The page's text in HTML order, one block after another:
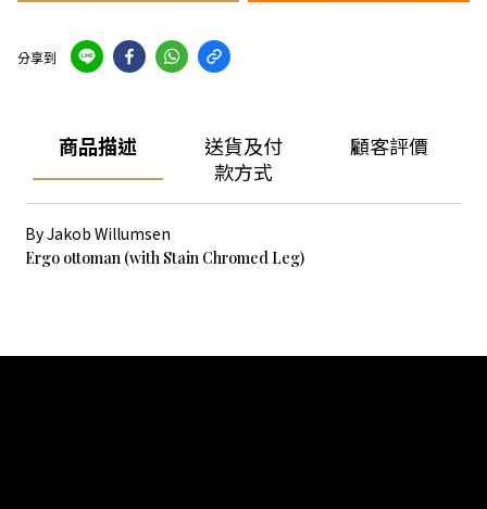
分享到
商品描述
送貨及付
款方式
顧客評價
By Jakob Willumsen
Ergo ottoman (with Stain Chromed Leg)